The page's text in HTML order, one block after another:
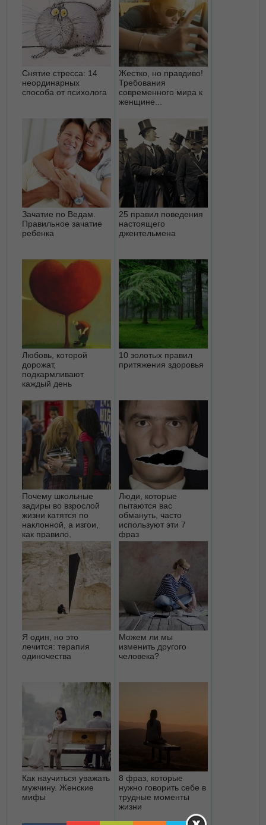
Снятие стресса: 14
неординарных
способа от психолога
Жестко, но правдиво!
Требования
современного мира к
женщине...
Зачатие по Ведам.
Правильное зачатие
ребенка
25 правил поведения
настоящего
джентельмена
Любовь, которой
дорожат,
подкармливают
каждый день
10 золотых правил
притяжения здоровья
Почему школьные
задиры во взрослой
жизни катятся по
наклонной, а изгои,
как правило,
добиваются успе...
Люди, которые
пытаются вас
обмануть, часто
используют эти 7
фраз
Я один, но это
лечится: терапия
одиночества
Можем ли мы
изменить другого
человека?
Как научиться уважать
мужчину. Женские
мифы
8 фраз, которые
нужно говорить себе в
трудные моменты
жизни